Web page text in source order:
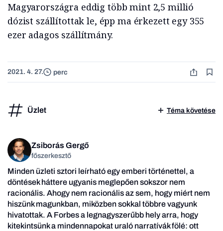
Magyarországra eddig több mint 2,5 millió
dózist szállítottak le, épp ma érkezett egy 355
ezer adagos szállítmány.
2021. 4. 27. perc
Üzlet Téma követése
Zsiborás Gergő
főszerkesztő
Minden üzleti sztori leírható egy emberi történettel, a
döntések háttere ugyanis meglepően sokszor nem
racionális. Ahogy nem racionális az sem, hogy miért nem
hiszünk magunkban, miközben sokkal többre vagyunk
hivatottak. A Forbes a legnagyszerűbb hely arra, hogy
kitekintsünk a mindennapokat uraló narratívák fölé: ott